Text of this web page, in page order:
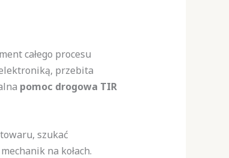
całego procesu
przebita
pomoc drogowa TIR
szukać
na kołach.